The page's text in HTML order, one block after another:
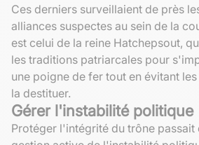
Ces derniers surveillaient de près
alliances suspectes au sein de la
est celui de la reine Hatchepsout,
les traditions patriarcales pour
une poigne de fer tout en évitant
la destituer.
Gérer l'instabilité politique
Protéger l'intégrité du trône passait